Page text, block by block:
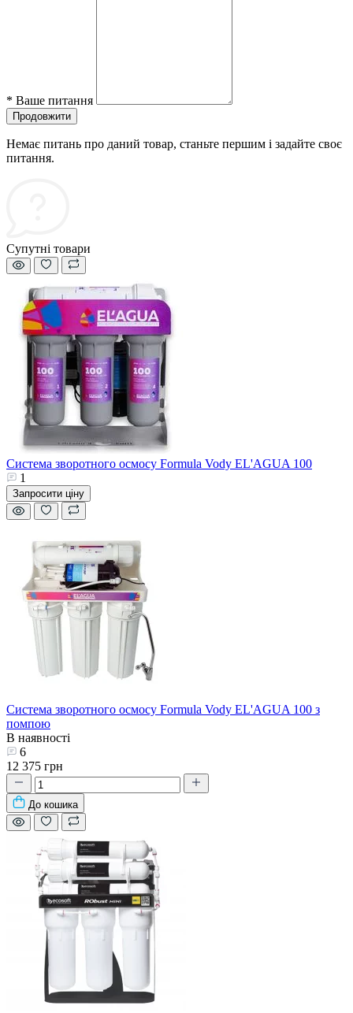
* Ваше питання
Продовжити
Немає питань про даний товар, станьте першим і задайте своє
питання.
Супутні товари
Система зворотного осмосу Formula Vody EL'AGUA 100
1
Запросити ціну
Система зворотного осмосу Formula Vody EL'AGUA 100 з
помпою
В наявності
6
12 375 грн
До кошика